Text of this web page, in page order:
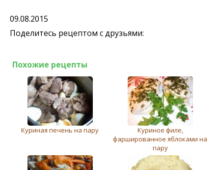
09.08.2015
Поделитесь рецептом с друзьями:
Похожие рецепты
Куриная печень на пару
Куриное филе,
фаршированное яблоками на
пару